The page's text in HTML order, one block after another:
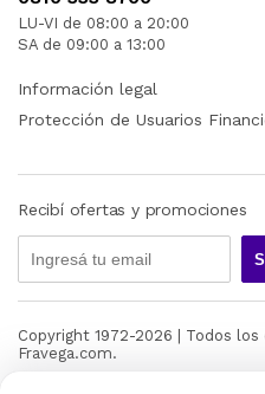
LU-VI de 08:00 a 20:00
SA de 09:00 a 13:00
Información legal
Protección de Usuarios
Recibí ofertas y promociones
Copyright 1972-2026 | Todos los
Fravega.com.